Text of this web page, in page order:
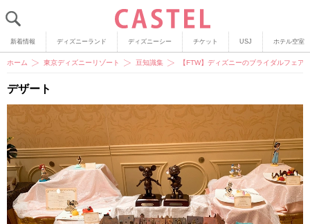
新着情報 ディズニーランド ディズニーシー チケット USJ ホテル空室
ホーム 東京ディズニーリゾート 豆知識集 【FTW】ディズニーのブライダルフェ
デザート